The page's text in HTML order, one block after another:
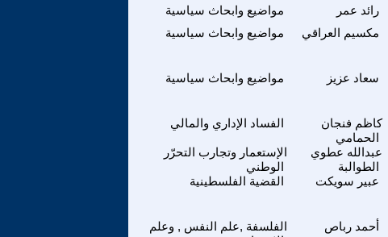
مواضيع وابحاث سياسية
رائد عمر
مواضيع وابحاث سياسية
مكسيم العراقي
مواضيع وابحاث سياسية سعاد عزيز
الفساد الإداري والمالي
كاظم فنجان
الحمامي
الإستعمار وتجارب التحرّر
الوطني
عبدالله عطوي
الطوالبة
القضية الفلسطينية عبير سويكت
الفلسفة ,علم النفس , وعلم
أحمد رباص